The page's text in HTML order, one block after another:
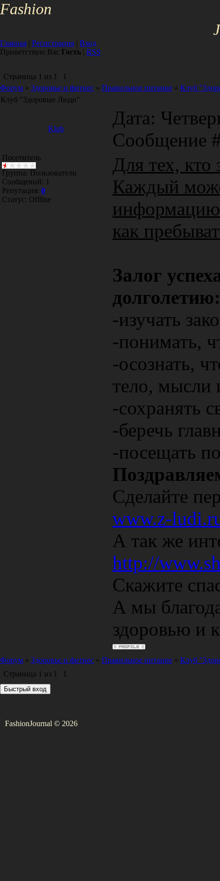
Fashion
J
Главная | Регистрация | Вход
Приветствую Вас Гость | RSS
Страница 1 из 1
1
Форум » Здоровье и фитнес » Правильное питание » Клуб
Клуб "Здоровые Люди"
Klub
Дата:
Сообщение
Посетитель
Группа: Пользователи
Сообщений: 1
Репутация: 0
Статус: Offline
Для тех, кто
Каждый
информацию
как
Залог
долголетию:
-изучать
-понимать,
-осознать,
тело, мысли
-сохранять
-беречь
-посещать
Cделайте
www.z-
А так же
http://
Скажите
А мы
здоровью и
Форум » Здоровье и фитнес » Правильное питание » Клуб
Страница 1 из 1 1
FashionJournal © 2026